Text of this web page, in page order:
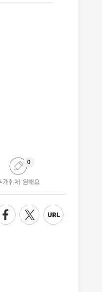
가취재 원해요
0